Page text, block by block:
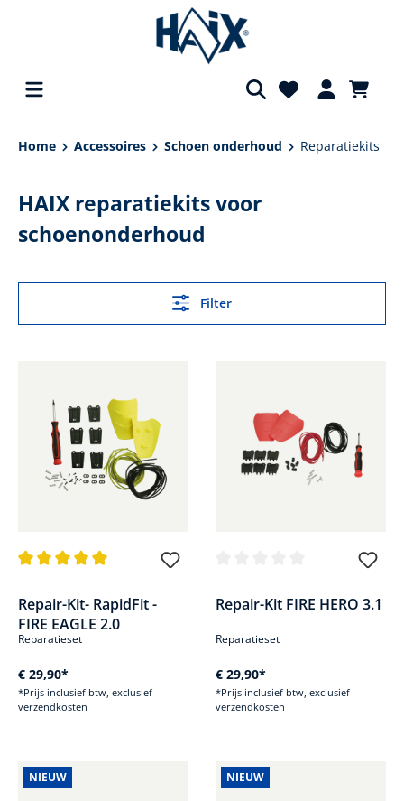
Home Accessoires Schoen onderhoud Reparatiekits
HAIX reparatiekits voor
schoenonderhoud
Filter
Repair-Kit- RapidFit -
FIRE EAGLE 2.0
Reparatieset
€ 29,90*
*Prijs inclusief btw, exclusief
verzendkosten
Repair-Kit FIRE HERO 3.1
Reparatieset
€ 29,90*
*Prijs inclusief btw, exclusief
verzendkosten
NIEUW NIEUW